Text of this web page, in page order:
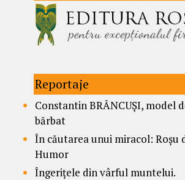
Reportaje
Constantin BRÂNCUȘI, model
bărbat
În căutarea unui miracol: Roșu
Humor
Îngerițele din vârful muntelui.